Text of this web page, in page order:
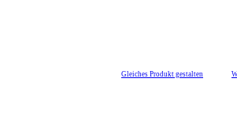
Gleiches Produkt gestalten